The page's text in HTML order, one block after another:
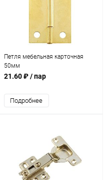
Петля мебельная карточная
50мм
21.60 ₽/ пар
Подробнее